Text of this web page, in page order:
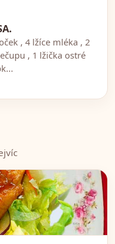
, 4 lžíce mléka , 2
, 1 lžička ostré